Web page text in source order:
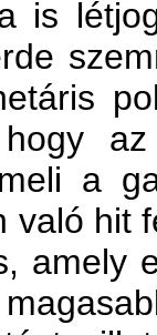
is
a
való hit
amely